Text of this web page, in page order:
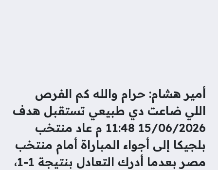
أمير هشام: حرام والله كم الفرص
اللي ضاعت دي طبيعي تستقبل هدف
15/06/2026 11:48 م عاد منتخب
بلجيكا إلى أجواء المباراة أمام منتخب
مصر بعدما أدرك التعادل بنتيجة 1-1،